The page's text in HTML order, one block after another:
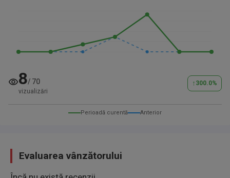
8/ 70
vizualizări
↑ 300.0%
Perioadă curentă Anterior
Evaluarea vânzătorului